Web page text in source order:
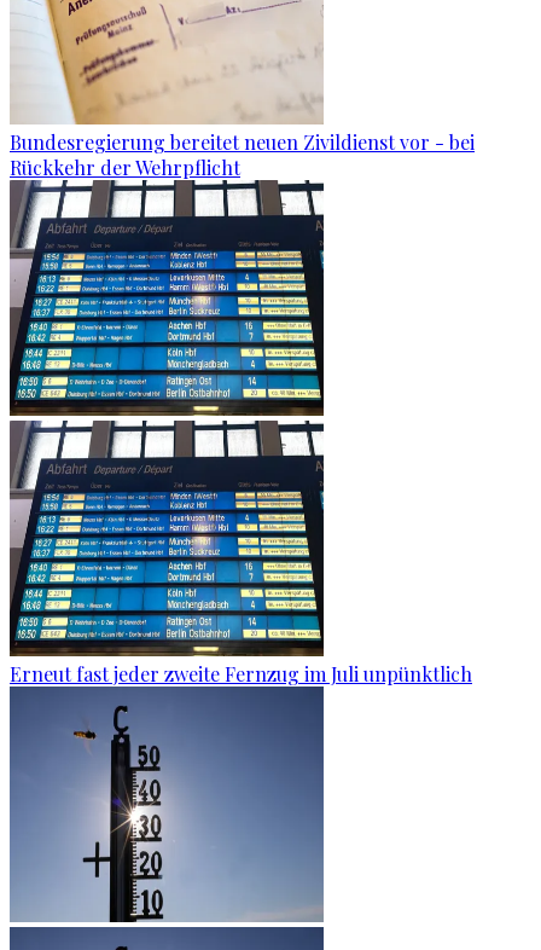
Bundesregierung bereitet neuen Zivildienst vor - bei
Rückkehr der Wehrpflicht
Erneut fast jeder zweite Fernzug im Juli unpünktlich